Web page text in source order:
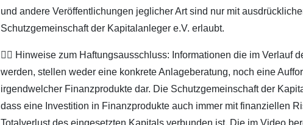
und andere Veröffentlichungen jeglicher Art sind nur mit
Schutzgemeinschaft der Kapitalanleger e.V. erlaubt.
👨‍⚖️ Hinweise zum Haftungsausschluss: Informationen die im Verlauf
werden, stellen weder eine konkrete Anlageberatung, noch eine
irgendwelcher Finanzprodukte dar. Die Schutzgemeinschaft der
dass eine Investition in Finanzprodukte auch immer mit finanziellen
Totalverlust des eingesetzten Kapitals verbunden ist. Die im Video